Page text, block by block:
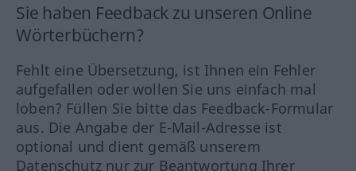
Sie haben Feedback zu unseren Online
Wörterbüchern?
Fehlt eine Übersetzung, ist Ihnen ein Fehler
aufgefallen oder wollen Sie uns einfach mal
loben? Füllen Sie bitte das Feedback-Formular
aus. Die Angabe der E-Mail-Adresse ist
optional und dient gemäß unserem
Datenschutz nur zur Beantwortung Ihrer